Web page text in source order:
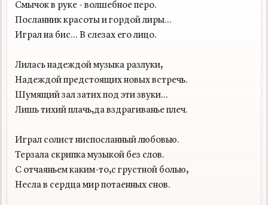
Смычок в руке - волшебное перо.
Посланник красоты и гордой лиры...
Играл на бис... В слезах его лицо.
Лилась надеждой музыка разлуки,
Надеждой предстоящих новых встречь.
Шумящий зал затих под эти звуки...
Лишь тихий плачь,да вздрагиванье плеч.
Играл солист ниспосланный любовью.
Терзала скрипка музыкой без слов.
С отчаяньем каким-то,с грустной болью,
Несла в сердца мир потаенных снов.